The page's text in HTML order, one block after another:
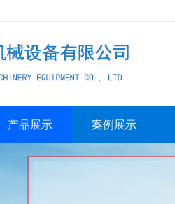
产品展示 案例展示